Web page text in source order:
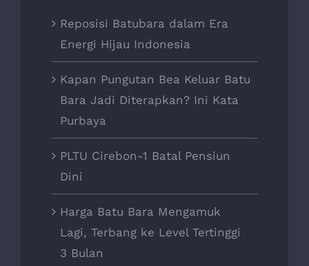
Reposisi Batubara dalam Era
Energi Hijau Indonesia
Kapan Pungutan Bea Keluar Batu
Bara Jadi Diterapkan? Ini Kata
Purbaya
PLTU Cirebon-1 Batal Pensiun
Dini
Harga Batu Bara Mengamuk
Lagi, Terbang ke Level Tertinggi
3 Bulan